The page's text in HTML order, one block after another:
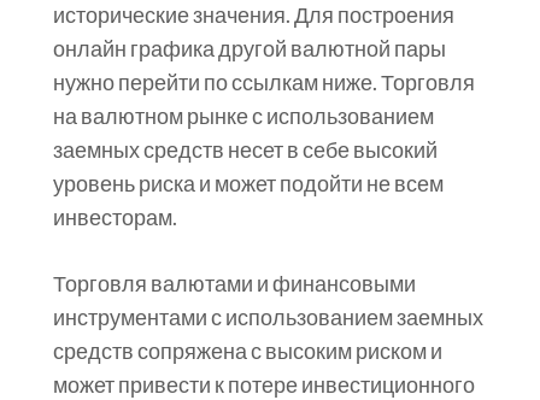
исторические значения. Для построения
онлайн графика другой валютной пары
нужно перейти по ссылкам ниже. Торговля
на валютном рынке с использованием
заемных средств несет в себе высокий
уровень риска и может подойти не всем
инвесторам.
Торговля валютами и финансовыми
инструментами с использованием заемных
средств сопряжена с высоким риском и
может привести к потере инвестиционного